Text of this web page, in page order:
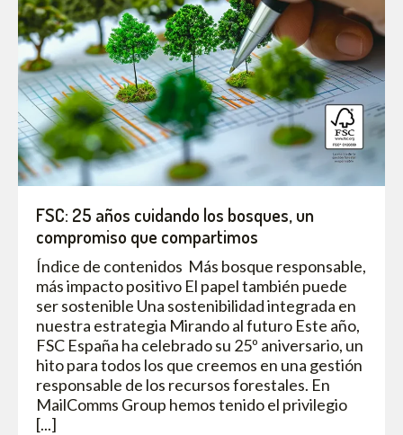
FSC: 25 años cuidando los bosques, un
compromiso que compartimos
Índice de contenidos Más bosque responsable,
más impacto positivo El papel también puede
ser sostenible Una sostenibilidad integrada en
nuestra estrategia Mirando al futuro Este año,
FSC España ha celebrado su 25º aniversario, un
hito para todos los que creemos en una gestión
responsable de los recursos forestales. En
MailComms Group hemos tenido el privilegio
[...]